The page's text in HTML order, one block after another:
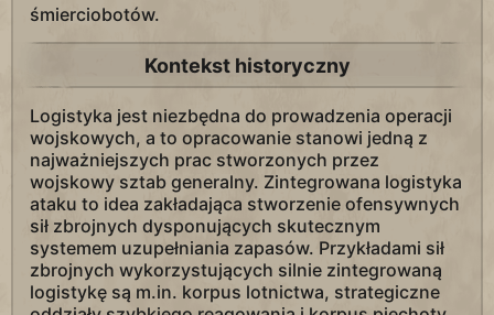
śmierciobotów.
Kontekst historyczny
Logistyka jest niezbędna do prowadzenia operacji
wojskowych, a to opracowanie stanowi jedną z
najważniejszych prac stworzonych przez
wojskowy sztab generalny. Zintegrowana logistyka
ataku to idea zakładająca stworzenie ofensywnych
sił zbrojnych dysponujących skutecznym
systemem uzupełniania zapasów. Przykładami sił
zbrojnych wykorzystujących silnie zintegrowaną
logistykę są m.in. korpus lotnictwa, strategiczne